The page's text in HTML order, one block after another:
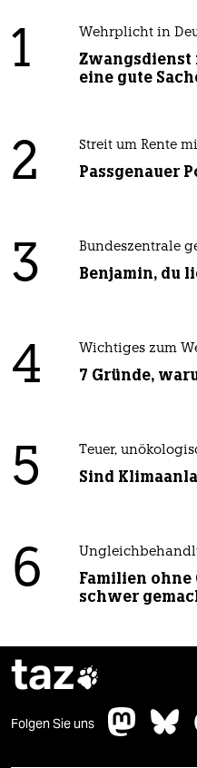
1 Wehrplicht in
eine gute
2 Streit um Rente
Passgenauer
3 Bundeszentrale
Benjamin, du
4 Wichtiges zum
7 Gründe,
5 Teuer,
Sind
6
Familien
schwer
taz
Folgen Sie uns